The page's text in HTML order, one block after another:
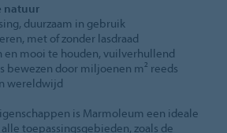
natuur
duurzaam in gebruik
met of zonder lasdraad
en mooi te houden, vuilverhullend
bewezen door miljoenen m² reeds
wereldwijd
is Marmoleum een ideale
toepassingsgebieden, zoals de